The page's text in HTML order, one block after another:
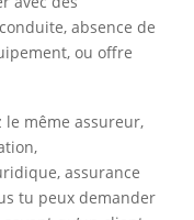
absence de
ou offre
même assureur,
assurance
tu peux demander